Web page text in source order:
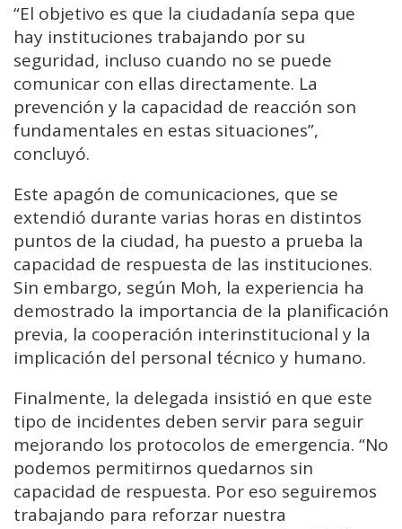
“El objetivo es que la ciudadanía sepa que
hay instituciones trabajando por su
seguridad, incluso cuando no se puede
comunicar con ellas directamente. La
prevención y la capacidad de reacción son
fundamentales en estas situaciones”,
concluyó.
Este apagón de comunicaciones, que se
extendió durante varias horas en distintos
puntos de la ciudad, ha puesto a prueba la
capacidad de respuesta de las instituciones.
Sin embargo, según Moh, la experiencia ha
demostrado la importancia de la planificación
previa, la cooperación interinstitucional y la
implicación del personal técnico y humano.
Finalmente, la delegada insistió en que este
tipo de incidentes deben servir para seguir
mejorando los protocolos de emergencia. “No
podemos permitirnos quedarnos sin
capacidad de respuesta. Por eso seguiremos
trabajando para reforzar nuestra